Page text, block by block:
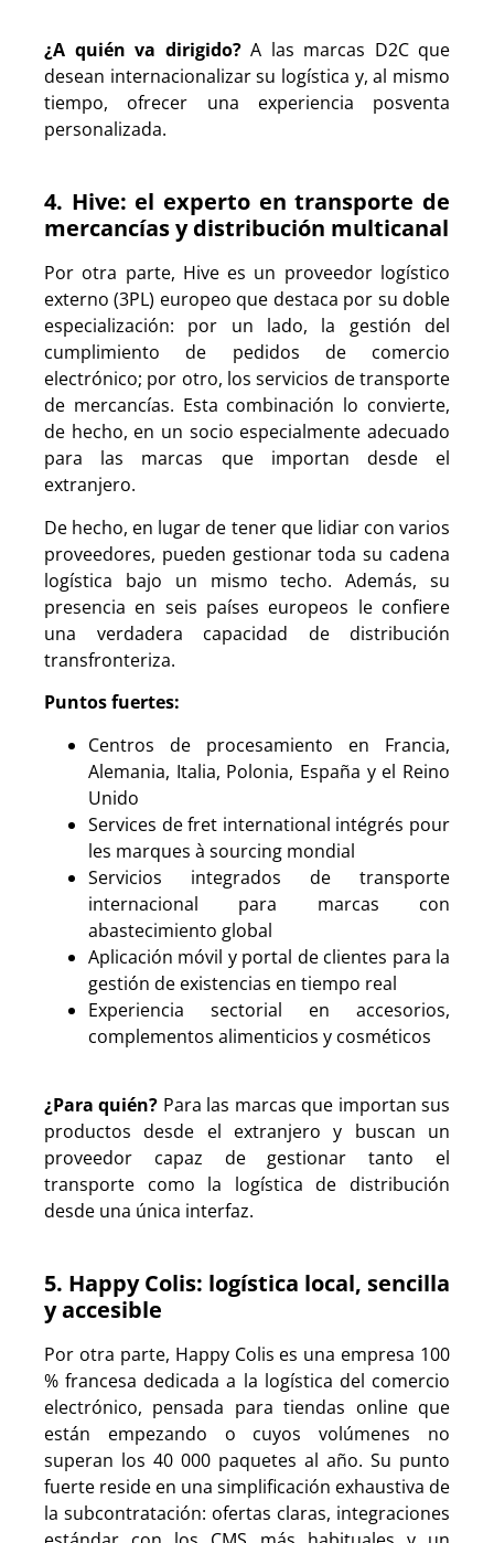
¿A quién va dirigido?A las marcas D2C que
desean internacionalizar su logística y, al mismo
tiempo, ofrecer una experiencia posventa
personalizada.
4. Hive: el experto en transporte de
mercancías y distribución multicanal
Por otra parte, Hive es un proveedor logístico
externo (3PL) europeo que destaca por su doble
especialización: por un lado, la gestión del
cumplimiento de pedidos de comercio
electrónico; por otro, los servicios de transporte
de mercancías. Esta combinación lo convierte,
de hecho, en un socio especialmente adecuado
para las marcas que importan desde el
extranjero.
De hecho, en lugar de tener que lidiar con varios
proveedores, pueden gestionar toda su cadena
logística bajo un mismo techo. Además, su
presencia en seis países europeos le confiere
una verdadera capacidad de distribución
transfronteriza.
Puntos fuertes:
Centros de procesamiento en Francia,
Alemania, Italia, Polonia, España y el Reino
Unido
Services de fret international intégrés pour
les marques à sourcing mondial
Servicios integrados de transporte
internacional para marcas con
abastecimiento global
Aplicación móvil y portal de clientes para la
gestión de existencias en tiempo real
Experiencia sectorial en accesorios,
complementos alimenticios y cosméticos
¿Para quién? Para las marcas que importan sus
productos desde el extranjero y buscan un
proveedor capaz de gestionar tanto el
transporte como la logística de distribución
desde una única interfaz.
5. Happy Colis: logística local, sencilla
y accesible
Por otra parte, Happy Colis es una empresa 100
% francesa dedicada a la logística del comercio
electrónico, pensada para tiendas online que
están empezando o cuyos volúmenes no
superan los 40 000 paquetes al año. Su punto
fuerte reside en una simplificación exhaustiva de
la subcontratación: ofertas claras, integraciones